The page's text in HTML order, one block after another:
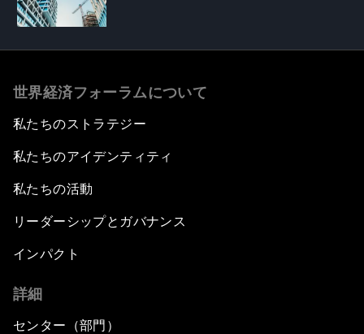
世界経済フォーラムについて
私たちのストラテジー
私たちのアイデンティティ
私たちの活動
リーダーシップとガバナンス
インパクト
詳細
センター（部門）